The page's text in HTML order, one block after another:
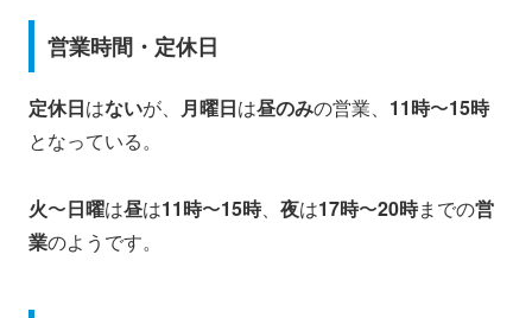
営業時間・定休日
定休日はないが、 月曜日は昼のみの営業、 11時〜15時
となっている。
火〜日曜は昼は11時〜15時、 夜は17時〜20時までの営
業のようです。